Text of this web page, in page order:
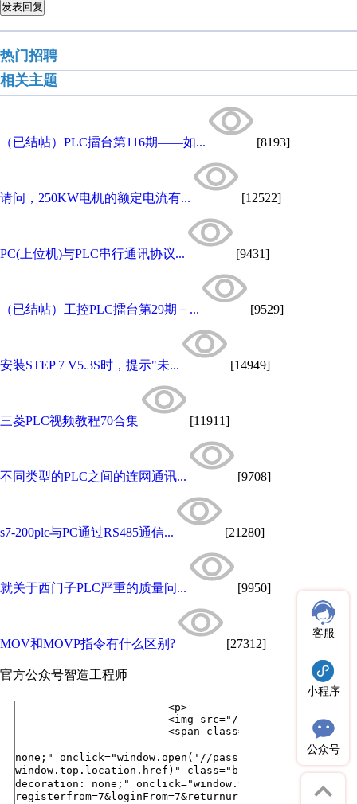
发表回复
热门招聘
相关主题
（已结帖）PLC擂台第116期——如... [8193]
请问，250KW电机的额定电流有... [12522]
PC(上位机)与PLC串行通讯协议... [9431]
（已结帖）工控PLC擂台第29期－... [9529]
安装STEP 7 V5.3S时，提示"未... [14949]
三菱PLC视频教程70合集 [11911]
不同类型的PLC之间的连网通讯... [9708]
s7-200plc与PC通过RS485通信... [21280]
就关于西门子PLC严重的质量问... [9950]
MOV和MOVP指令有什么区别? [27312]
官方公众号智造工程师
客服
小程序
公众号